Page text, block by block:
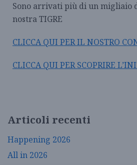
Sono arrivati più di un migliaio
nostra TIGRE
CLICCA QUI PER IL NOSTRO
CLICCA QUI PER SCOPRIRE
Articoli recenti
Happening 2026
All in 2026